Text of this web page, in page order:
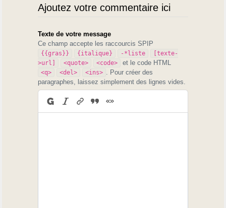
Ajoutez votre commentaire ici
Texte de votre message
Ce champ accepte les raccourcis SPIP
{{gras}} {italique} -*liste
[texte-
>url]
<quote> <code> et le code HTML
<q> <del> <ins>
. Pour créer des
paragraphes, laissez simplement des lignes vides.